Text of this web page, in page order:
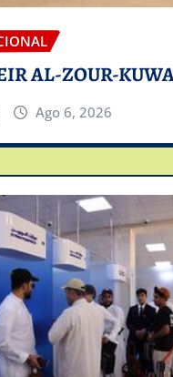
AL-ZOUR-
Ago 6, 2026